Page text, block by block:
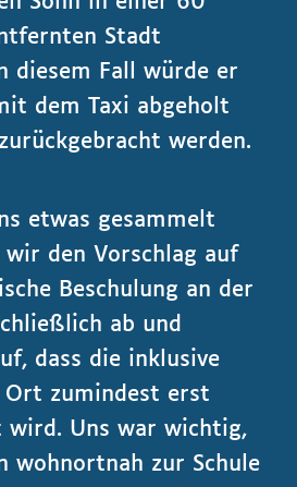
Stadt
diesem Fall würde er
dem Taxi abgeholt
werden.
etwas gesammelt
den Vorschlag auf
Beschulung an der
ab und
dass die inklusive
Ort zumindest erst
wird. Uns war wichtig,
wohnortnah zur Schule